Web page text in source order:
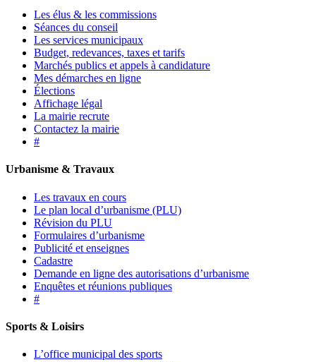
Les élus & les commissions
Séances du conseil
Les services municipaux
Budget, redevances, taxes et tarifs
Marchés publics et appels à candidature
Mes démarches en ligne
Élections
Affichage légal
La mairie recrute
Contactez la mairie
#
Urbanisme & Travaux
Les travaux en cours
Le plan local d’urbanisme (PLU)
Révision du PLU
Formulaires d’urbanisme
Publicité et enseignes
Cadastre
Demande en ligne des autorisations d’urbanisme
Enquêtes et réunions publiques
#
Sports & Loisirs
L’office municipal des sports